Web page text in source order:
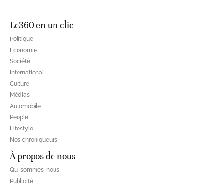
Le360 en un clic
Politique
Economie
Société
International
Culture
Médias
Automobile
People
Lifestyle
Nos chroniqueurs
À propos de nous
Qui sommes-nous
Publicité